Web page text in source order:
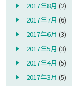
2017年8月 (2)
2017年7月 (6)
2017年6月 (3)
2017年5月 (3)
2017年4月 (5)
2017年3月 (5)